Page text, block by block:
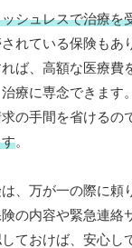
シュレスで治療を
れている保険もあ
ば、高額な医療費
療に専念できます
の手間を省けるの
。
、万が一の際に頼
の内容や緊急連絡
ておけば、安心し